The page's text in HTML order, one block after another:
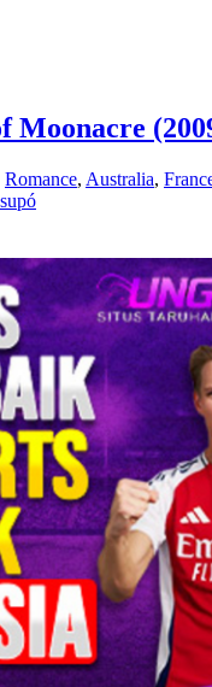
Moonacre
Romance, Australia,